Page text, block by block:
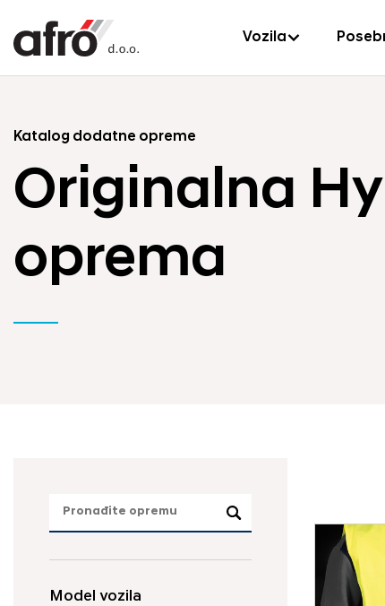
Vozila
Katalog dodatne opreme
Originalna
oprema
Model vozila